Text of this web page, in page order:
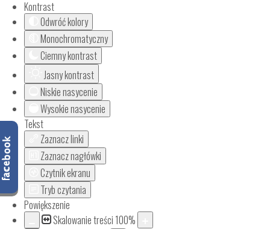
Kontrast
Odwróć kolory
Monochromatyczny
Ciemny kontrast
Jasny kontrast
Niskie nasycenie
Wysokie nasycenie
Tekst
Zaznacz linki
Zaznacz nagłówki
Czytnik ekranu
Tryb czytania
Powiększenie
Skalowanie treści 100%